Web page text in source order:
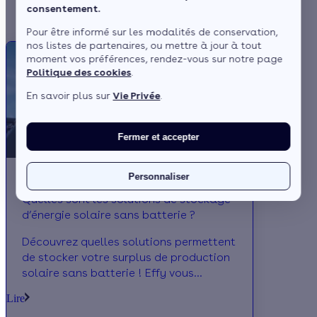
consentement.
Pour être informé sur les modalités de conservation,
nos listes de partenaires, ou mettre à jour à tout
moment vos préférences, rendez-vous sur notre page
Politique des cookies.
En savoir plus surVie Privée.
Fermer et accepter
Personnaliser
Quelles sont les solutions de stockage
d’énergie solaire sans batterie ?
Découvrez quelles solutions permettent
de stocker votre surplus de production
solaire sans batterie ! Effy vous
disponibles.
Lire